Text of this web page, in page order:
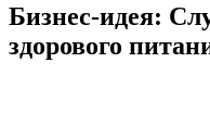
Бизнес-идея:
здорового